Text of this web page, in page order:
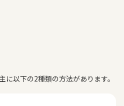
以下の2種類の方法があります。